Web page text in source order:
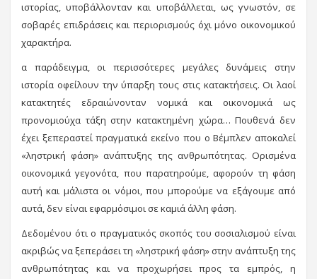
ιστορίας, υποβάλλονταν και υποβάλλεται, ως γνωστόν, σε
σοβαρές επιδράσεις και περιορισμούς όχι μόνο οικονομικού
χαρακτήρα.
α παράδειγμα, οι περισσότερες μεγάλες δυνάμεις στην
ιστορία οφείλουν την ύπαρξη τους στις κατακτήσεις. Οι λαοί
κατακτητές εδραιώνονταν νομικά και οικονομικά ως
προνομιούχα τάξη στην κατακτημένη χώρα… Πουθενά δεν
έχει ξεπεραστεί πραγματικά εκείνο που ο Βέμπλεν αποκαλεί
«ληστρική φάση» ανάπτυξης της ανθρωπότητας. Ορισμένα
οικονομικά γεγονότα, που παρατηρούμε, αφορούν τη φάση
αυτή και μάλιστα οι νόμοι, που μπορούμε να εξάγουμε από
αυτά, δεν είναι εφαρμόσιμοι σε καμιά άλλη φάση.
Δεδομένου ότι ο πραγματικός σκοπός του σοσιαλισμού είναι
ακριβώς να ξεπεράσει τη «ληστρική φάση» στην ανάπτυξη της
ανθρωπότητας και να προχωρήσει προς τα εμπρός, η